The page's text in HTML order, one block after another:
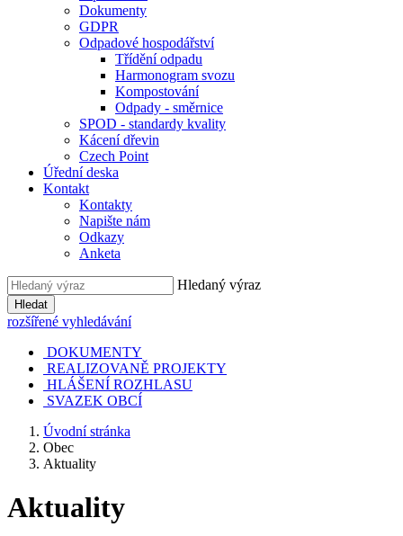
Dokumenty
GDPR
Odpadové hospodářství
Třídění odpadu
Harmonogram svozu
Kompostování
Odpady - směrnice
SPOD - standardy kvality
Kácení dřevin
Czech Point
Úřední deska
Kontakt
Kontakty
Napište nám
Odkazy
Anketa
Hledaný výraz
Hledat
rozšířené vyhledávání
DOKUMENTY
REALIZOVANĚ PROJEKTY
HLÁŠENÍ ROZHLASU
SVAZEK OBCÍ
Úvodní stránka
Obec
Aktuality
Aktuality